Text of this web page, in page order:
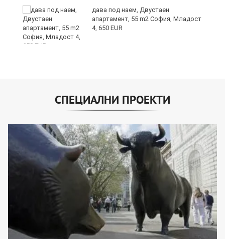
дава под наем, Двустаен
апартамент, 55 m2 София, Младост
4, 650 EUR
СПЕЦИАЛНИ ПРОЕКТИ